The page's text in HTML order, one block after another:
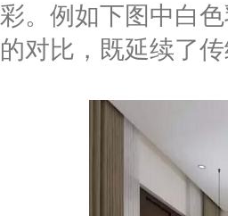
彩。例如下图中白
的对比，既延续了